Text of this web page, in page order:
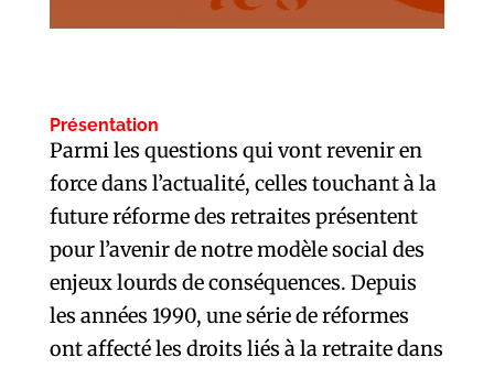
Présentation
Parmi les questions qui vont revenir en
force dans l’actualité, celles touchant à la
future réforme des retraites présentent
pour l’avenir de notre modèle social des
enjeux lourds de conséquences. Depuis
les années 1990, une série de réformes
ont affecté les droits liés à la retraite dans